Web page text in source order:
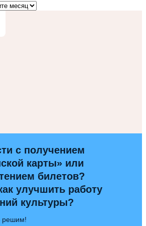
с получением
карты» или
билетов?
улучшить работу
культуры?
решим!